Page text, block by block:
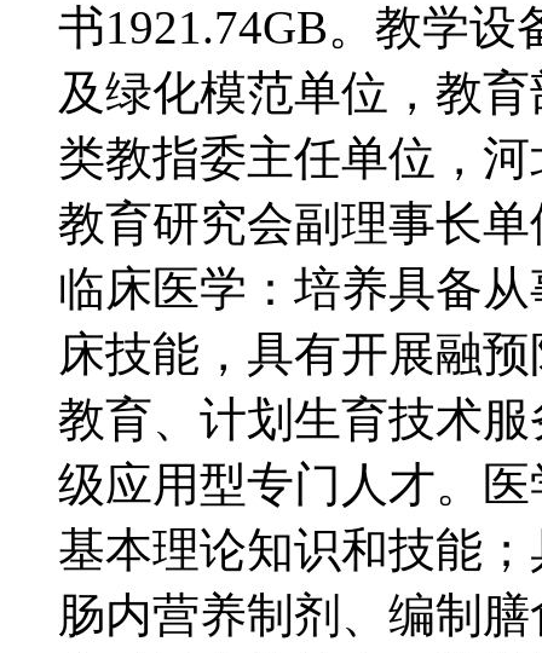
书1921.74GB。教学
及绿化模范单位，教
类教指委主任单位，
教育研究会副理事
临床医学：培养具备
床技能，具有开展融
教育、计划生育技术
级应用型专门人才。
基本理论知识和技能
肠内营养制剂、编制